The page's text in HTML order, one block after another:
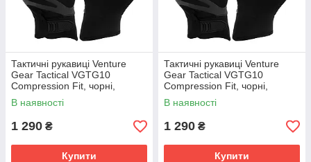
Тактичні рукавиці Venture
Gear Tactical VGTG10
Compression Fit, чорні,
розмір L (9)
В наявності
1 290 ₴
Купити
Тактичні рукавиці Venture
Gear Tactical VGTG10
Compression Fit, чорні,
розмір M (8)
В наявності
1 290 ₴
Купити